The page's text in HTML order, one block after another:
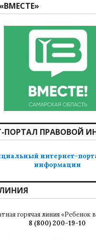
ПОРТАЛ ПРАВОВОЙ
горячая линия «Ребенок
8 (800) 200-19-10